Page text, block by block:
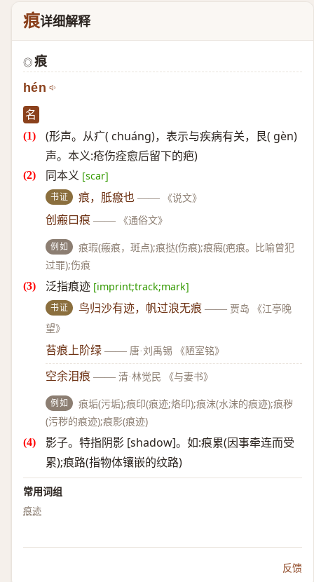
痕详细解释
◎ 痕
hén
名
(形声。从疒( chuáng)，表示与疾病有关，艮( gèn)
声。本义:疮伤痊愈后留下的疤)
同本义 [scar]
书证 痕，胝瘢也 —— 《说文》
创瘢曰痕 —— 《通俗文》
例如
痕瑕(瘢痕，斑点);痕挞(伤痕);痕瘕(疤痕。比喻曾犯
过罪);伤痕
泛指痕迹 [imprint;track;mark]
书证 鸟归沙有迹，帆过浪无痕 —— 贾岛 《江亭晚
望》
苔痕上阶绿 —— 唐·刘禹锡 《陋室铭》
空余泪痕 —— 清·林觉民 《与妻书》
例如
痕垢(污垢);痕印(痕迹;烙印);痕沫(水沫的痕迹);痕秽
(污秽的痕迹);痕影(痕迹)
影子。特指阴影 [shadow]。如:痕累(因事牵连而受
累);痕路(指物体镶嵌的纹路)
常用词组
痕迹
反馈